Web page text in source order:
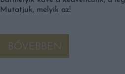
Mutatjuk, melyik az!
BŐVEBBEN